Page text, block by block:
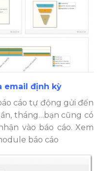
email định kỳ
cáo tự động gửi đến
tháng…bạn cũng có
vào báo cáo. Xem
báo cáo